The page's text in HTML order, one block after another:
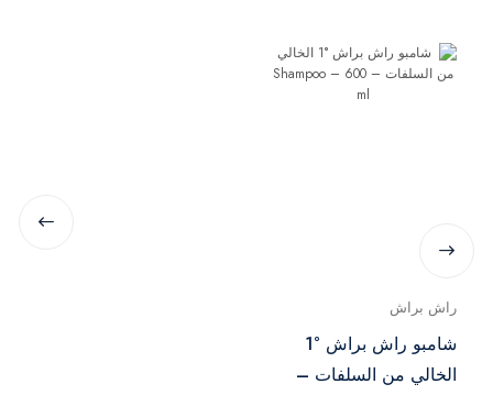
راش براش
شامبو راش براش °1
الخالي من السلفات –